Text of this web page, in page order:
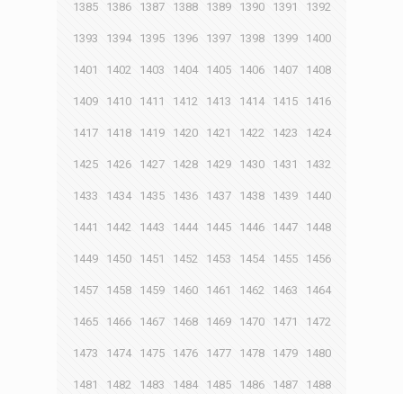
1385 1386 1387 1388 1389 1390 1391 1392
1393 1394 1395 1396 1397 1398 1399 1400
1401 1402 1403 1404 1405 1406 1407 1408
1409 1410 1411 1412 1413 1414 1415 1416
1417 1418 1419 1420 1421 1422 1423 1424
1425 1426 1427 1428 1429 1430 1431 1432
1433 1434 1435 1436 1437 1438 1439 1440
1441 1442 1443 1444 1445 1446 1447 1448
1449 1450 1451 1452 1453 1454 1455 1456
1457 1458 1459 1460 1461 1462 1463 1464
1465 1466 1467 1468 1469 1470 1471 1472
1473 1474 1475 1476 1477 1478 1479 1480
1481 1482 1483 1484 1485 1486 1487 1488